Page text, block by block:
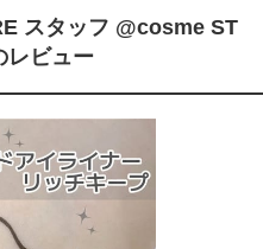
スタッフ @cosme ST
レビュー